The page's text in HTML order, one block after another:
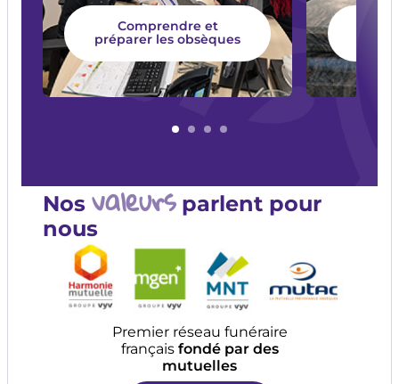
Comprendre et
préparer les obsèques
Nos valeursparlent pour
nous
Premier réseau funéraire
français fondé par des
mutuelles